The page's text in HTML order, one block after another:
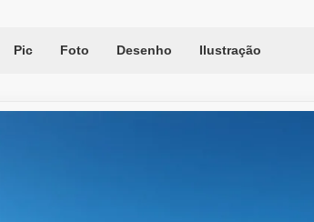
Pic Foto Desenho Ilustração